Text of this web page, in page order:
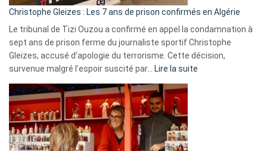
Christophe Gleizes : Les 7 ans de prison confirmés en Algérie
Le tribunal de Tizi Ouzou a confirmé en appel la condamnation à
sept ans de prison ferme du journaliste sportif Christophe
Gleizes, accusé d’apologie du terrorisme. Cette décision,
survenue malgré l’espoir suscité par… Lire la suite